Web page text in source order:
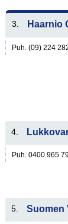
3. Haarnio
Puh. (09) 224
4.
Puh. 0400 965
5. Suomen